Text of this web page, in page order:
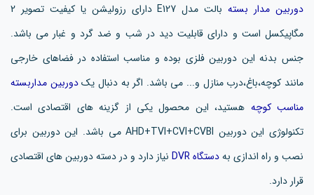
دوربین مدار بسته
بالت مدل E127 دارای رزولیشن یا کیفیت تصویر 2
مگاپیکسل است و دارای قابلیت دید در شب و ضد گرد و غبار می باشد.
جنس بدنه این دوربین فلزی بوده و مناسب استفاده در فضاهای خارجی
مانند کوچه،باغ،درب منازل و... می باشد. اگر به دنبال یکدوربین مداربسته
مناسب کوچه هستید، این محصول یکی از گزینه های اقتصادی است.
تکنولوژی این دوربین AHD+TVI+CVI+CVBI می باشد. این دوربین برای
نصب و راه اندازی بهدستگاه DVR
نیاز دارد و در دسته دوربین های اقتصادی
قرار دارد.